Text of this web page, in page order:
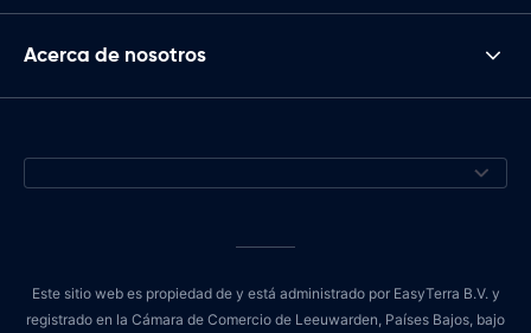
Acerca de nosotros
Este sitio web es propiedad de y está administrado por EasyTerra B.V. y
registrado en la Cámara de Comercio de Leeuwarden, Países Bajos, bajo